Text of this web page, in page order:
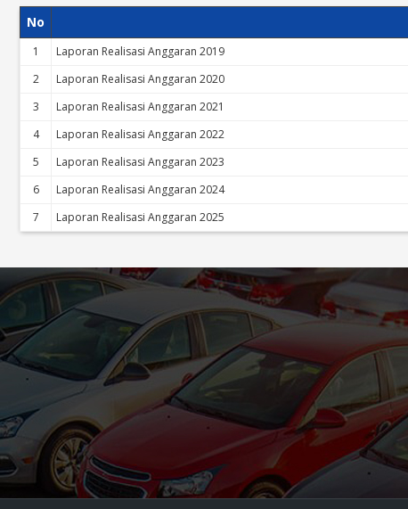
No
1 Laporan Realisasi Anggaran 2019
2
Laporan Realisasi Anggaran 2020
3
Laporan Realisasi Anggaran 2021
4
Laporan Realisasi Anggaran 2022
5
Laporan Realisasi Anggaran 2023
6
Laporan Realisasi Anggaran 2024
7
Laporan Realisasi Anggaran 2025